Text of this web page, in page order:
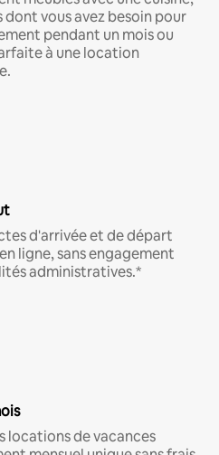
vous avez besoin pour
pendant un mois ou
à une location
d'arrivée et de départ
ligne, sans engagement
administratives.*
locations de vacances